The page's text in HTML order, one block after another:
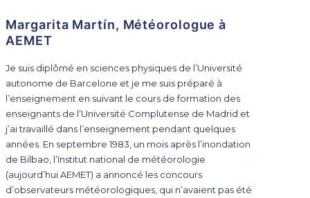
Margarita Martín, Météorologue à
AEMET
Je suis diplômé en sciences physiques de l’Université
autonome de Barcelone et je me suis préparé à
l’enseignement en suivant le cours de formation des
enseignants de l’Université Complutense de Madrid et
j’ai travaillé dans l’enseignement pendant quelques
années. En septembre 1983, un mois après l’inondation
de Bilbao, l’Institut national de météorologie
(aujourd’hui AEMET) a annoncé les concours
d’observateurs météorologiques, qui n’avaient pas été